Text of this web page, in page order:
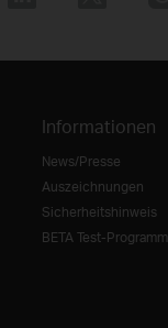
Informationen
News/Presse
Auszeichnungen
Sicherheitshinweis
BETA Test-Programm